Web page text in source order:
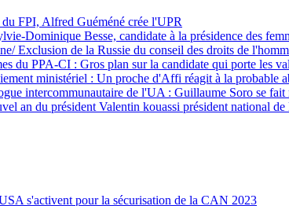
FPI, Alfred Guéméné crée l'UPR
Dominique Besse, candidate à la présidence des
Exclusion de la Russie du conseil des droits de
du PPA-CI : Gros plan sur la candidate qui porte les
ministériel : Un proche d'Affi réagit à la probable
intercommunautaire de l'UA : Guillaume Soro se
an du président Valentin kouassi président national